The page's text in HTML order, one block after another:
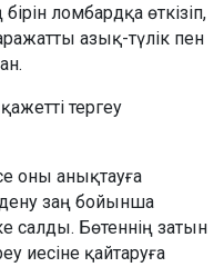
ломбардқа өткізіп,
азық-түлік пен
тергеу
оны анықтауға
заң бойынша
салды. Бөтеннің затын
иесіне қайтаруға